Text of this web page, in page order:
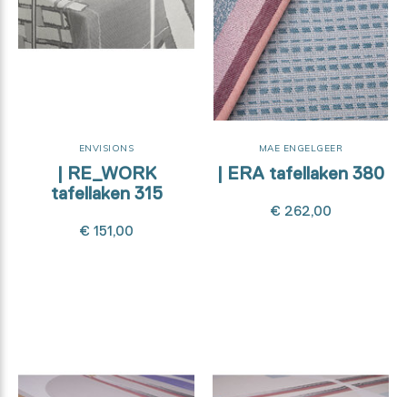
ENVISIONS
| RE_WORK
tafellaken 315
€ 151,00
MAE ENGELGEER
| ERA tafellaken 380
€ 262,00